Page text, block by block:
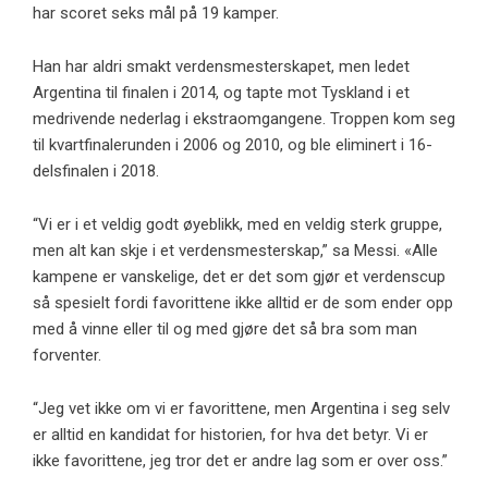
har scoret seks mål på 19 kamper.
Han har aldri smakt verdensmesterskapet, men ledet
Argentina til finalen i 2014, og tapte mot Tyskland i et
medrivende nederlag i ekstraomgangene. Troppen kom seg
til kvartfinalerunden i 2006 og 2010, og ble eliminert i 16-
delsfinalen i 2018.
“Vi er i et veldig godt øyeblikk, med en veldig sterk gruppe,
men alt kan skje i et verdensmesterskap,” sa Messi. «Alle
kampene er vanskelige, det er det som gjør et verdenscup
så spesielt fordi favorittene ikke alltid er de som ender opp
med å vinne eller til og med gjøre det så bra som man
forventer.
“Jeg vet ikke om vi er favorittene, men Argentina i seg selv
er alltid en kandidat for historien, for hva det betyr. Vi er
ikke favorittene, jeg tror det er andre lag som er over oss.”